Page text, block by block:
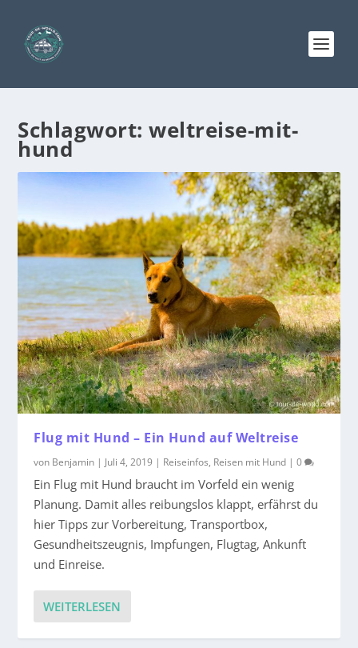
Schlagwort:weltreise-mit-
hund
Flug mit Hund – Ein Hund auf Weltreise
von Benjamin | Juli 4, 2019 | Reiseinfos, Reisen mit Hund |0
Ein Flug mit Hund braucht im Vorfeld ein wenig
Planung. Damit alles reibungslos klappt, erfährst du
hier Tipps zur Vorbereitung, Transportbox,
Gesundheitszeugnis, Impfungen, Flugtag, Ankunft
und Einreise.
WEITERLESEN